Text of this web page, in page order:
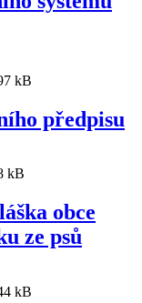
kB
předpisu
kB
obce
ze psů
kB